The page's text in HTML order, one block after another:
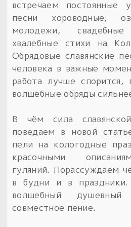
Обрядовые предметы
Расходные материалы
Готовые заговоры и обряды
Сундучок
Об авторе и издательстве
Наборы для книг
Электронные книги
Гадание он-лайн
Приложение для гадания
30 вариантов раскладов по
Предметы
Магические наборы
Для алтаря
Расходные материалы
С чего начать?
Новые
в
«Резы Рода.
Рода.Духи-
толковники со
Узнать
встречаем постоянные
песни хороводные,
молодежи,
хвалебные стихи на
Обрядовые славянские
человека в важные
работа лучше спорится,
волшебные обряды
В чём сила
поведаем в новой
пели на кологодные
красочными
гуляний. Порассуждаем
в будни и в
волшебный
совместное пение.